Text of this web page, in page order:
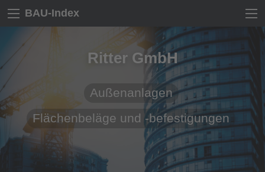
BAU-Index
Ritter GmbH
Außenanlagen
Flächenbeläge und -befestigungen